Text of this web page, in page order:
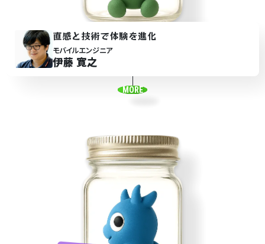
直感と技術で体験を進化
モバイルエンジニア
伊藤 寛之
MORE